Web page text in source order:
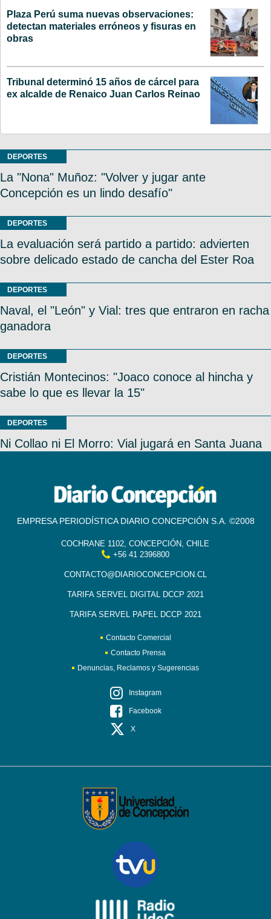
Plaza Perú suma nuevas observaciones:
detectan materiales erróneos y fisuras en
obras
Tribunal determinó 15 años de cárcel para
ex alcalde de Renaico Juan Carlos Reinao
DEPORTES
La "Nona" Muñoz: "Volver y jugar ante
Concepción es un lindo desafío"
DEPORTES
La evaluación será partido a partido: advierten
sobre delicado estado de cancha del Ester Roa
DEPORTES
Naval, el "León" y Vial: tres que entraron en racha
ganadora
DEPORTES
Cristián Montecinos: "Joaco conoce al hincha y
sabe lo que es llevar la 15"
DEPORTES
Ni Collao ni El Morro: Vial jugará en Santa Juana
EMPRESA PERIODÍSTICA DIARIO CONCEPCIÓN S.A. ©2008
COCHRANE 1102, CONCEPCIÓN, CHILE
+56 41 2396800
CONTACTO@DIARIOCONCEPCION.CL
TARIFA SERVEL DIGITAL DCCP 2021
TARIFA SERVEL PAPEL DCCP 2021
Contacto Comercial
Contacto Prensa
Denuncias, Reclamos y Sugerencias
Instagram
Facebook
X